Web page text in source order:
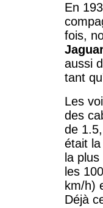
En
fois,
aussi
tant
Les
des
de
était la
la
les
km/h)
Déjà